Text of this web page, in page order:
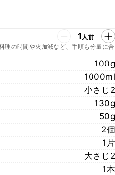
1人前
理の時間や火加減など、手順も分量に合
100g
1000ml
小さじ2
130g
50g
2個
1片
大さじ2
1本